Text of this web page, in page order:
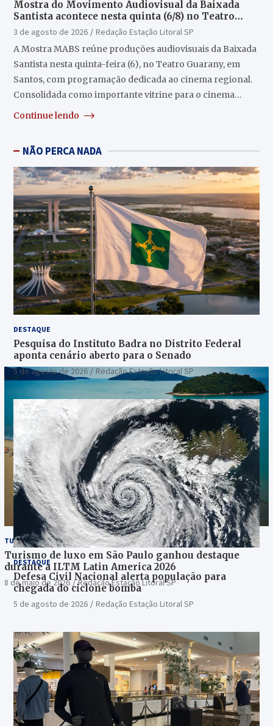
TURISMO
Turismo de luxo em São Paulo ganhou destaque
durante a ILTM Latin America 2026
8 de maio de 2026 Redação Estação Litoral SP
Mostra do Movimento Audiovisual da Baixada
Santista acontece nesta quinta (6/8) no Teatro
Guarany
3 de agosto de 2026
Redação Estação Litoral SP
A Mostra MABS reúne produções audiovisuais da Baixada
Santista nesta quinta-feira (6), no Teatro Guarany, em
Santos, com programação dedicada ao cinema regional.
Consolidada como importante vitrine para o cinema…
Continue lendo
NÃO PERCA NADA
DESTAQUE
Pesquisa do Instituto Badra no Distrito Federal
aponta cenário aberto para o Senado
5 de agosto de 2026 Redação Estação Litoral SP
DESTAQUE
Defesa Civil Nacional alerta população para
chegada do ciclone bomba
5 de agosto de 2026 Redação Estação Litoral SP